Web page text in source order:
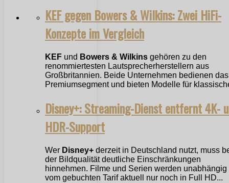
KEF gegen Bowers & Wilkins: Zwei HiFi-
Konzepte im Vergleich
KEF und Bowers & Wilkins gehören zu den
renommiertesten Lautsprecherherstellern aus
Großbritannien. Beide Unternehmen bedienen das
Premiumsegment und bieten Modelle für
Disney+: Streaming-Dienst entfernt 4K-
HDR-Support
Wer Disney+ derzeit in Deutschland nutzt, muss
der Bildqualität deutliche Einschränkungen
hinnehmen. Filme und Serien werden unabhängig
vom gebuchten Tarif aktuell nur noch in Full HD...